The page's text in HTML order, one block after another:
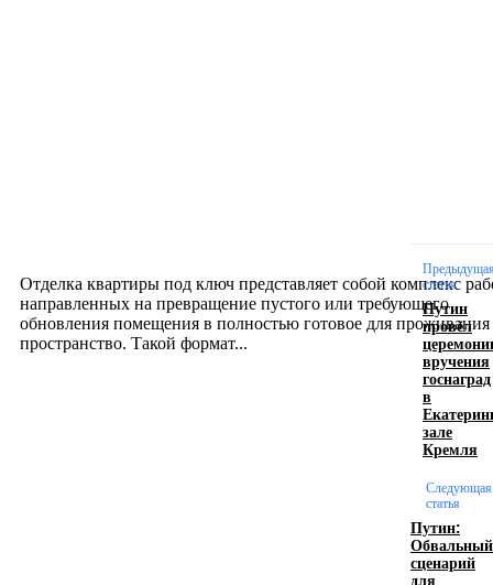
Отделка квартиры под ключ представляет собой комплекс
направленных на превращение пустого или требующего
обновления помещения в полностью готовое для проживания
пространство. Такой формат...
логотипом: эффективный инструмент бренда
Девушка в бокале: легендарный номер бурлеска
статья
Путин
провёл
вручения
госнаград
в
зале
Кремля
Следующая
статья
Путин:
Обвальный
сценарий